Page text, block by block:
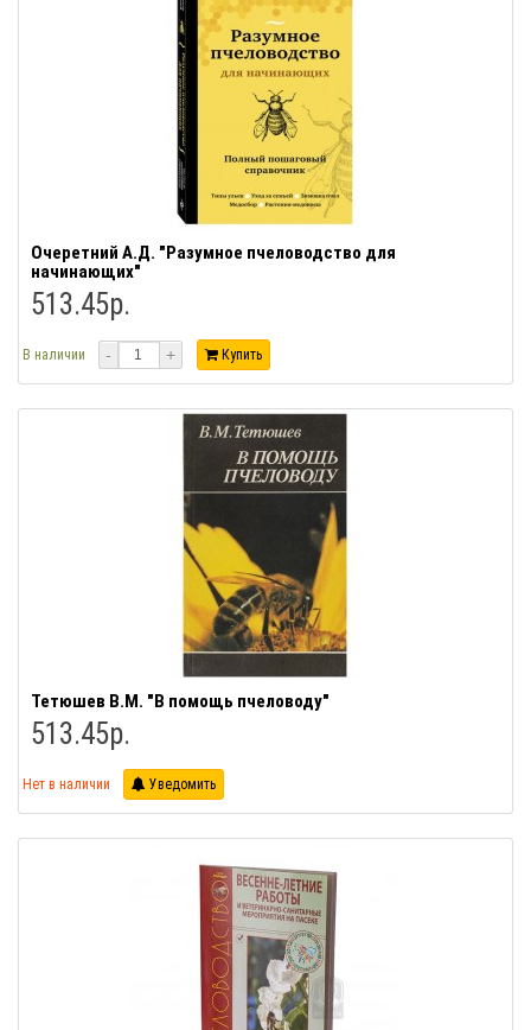
Очеретний А.Д. "Разумное пчеловодство для
начинающих"
513.45р.
В наличии - + Купить
Тетюшев В.М. "В помощь пчеловоду"
513.45р.
Нет в наличии Уведомить